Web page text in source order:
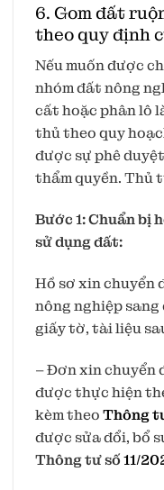
6. Gom đất
theo quy định
Nếu muốn được
nhóm đất nông
cất hoặc phân lô
thủ theo quy
được sự phê
thẩm quyền. Thủ
Bước 1: Chuẩn bị
sử dụng đất:
Hồ sơ xin chuyển
nông nghiệp
giấy tờ, tài liệu
– Đơn xin chuyển
được thực hiện
kèm theoThông
được sửa đổi, bổ
Thông tư số11/